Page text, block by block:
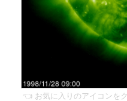
👈 お気に入りのアイコンをク